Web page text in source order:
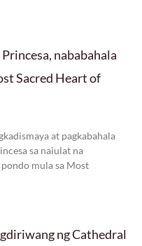
nababahala
Sacred Heart of
at pagkabahala
sa naiulat na
mula sa Most
ng Cathedral